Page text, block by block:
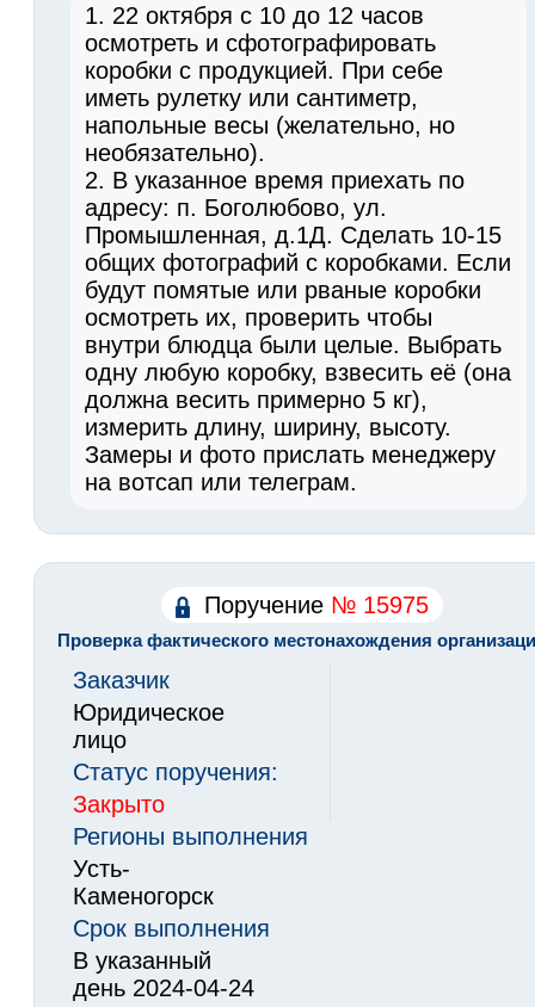
1. 22 октября с 10 до 12 часов
осмотреть и сфотографировать
коробки с продукцией. При себе
иметь рулетку или сантиметр,
напольные весы (желательно, но
необязательно).
2. В указанное время приехать по
адресу: п. Боголюбово, ул.
Промышленная, д.1Д. Сделать 10-15
общих фотографий с коробками. Если
будут помятые или рваные коробки
осмотреть их, проверить чтобы
внутри блюдца были целые. Выбрать
одну любую коробку, взвесить её (она
должна весить примерно 5 кг),
измерить длину, ширину, высоту.
Замеры и фото прислать менеджеру
на вотсап или телеграм.
Поручение № 15975
Проверка фактического местонахождения
Заказчик
Юридическое
лицо
Статус поручения:
Закрыто
Регионы выполнения
Усть-
Каменогорск
Срок выполнения
В указанный
день 2024-04-24